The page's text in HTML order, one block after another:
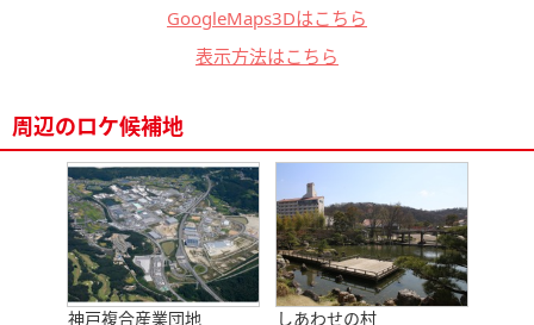
GoogleMaps3Dはこちら
表示方法はこちら
周辺のロケ候補地
神戸複合産業団地 しあわせの村